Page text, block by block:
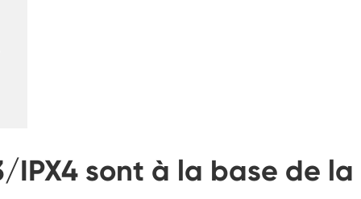
LV124 Choc de K-12 température et
équipement de test d'eau d'éclaboussure
IPX4 sont à la base de la